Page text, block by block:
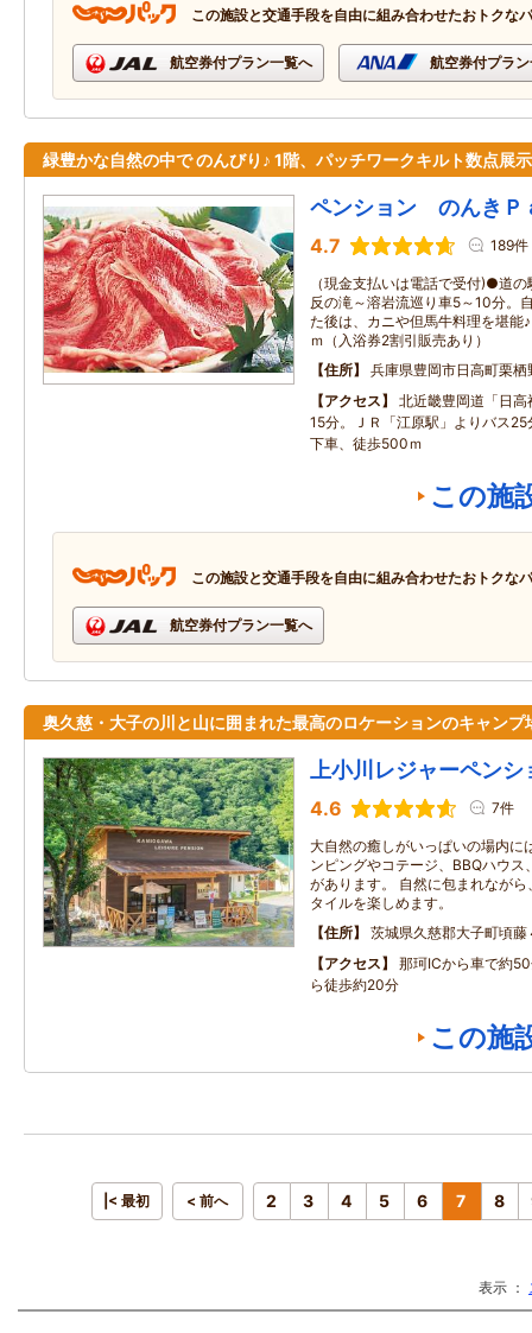
この施設と交通手段を自由に組み合わせたおトクな
航空券付プラン一覧へ 航空券付プラ
緑豊かな自然の中で のんびり♪ 1階、パッチワークキルト数点展示
ペンション のんきＰ
4.7 189件
（現金支払いは電話で受付)●道
反の滝～溶岩流巡り車5～10分。
た後は、カニや但馬牛料理を堪
ｍ（入浴券2割引販売あり）
住所
兵庫県豊岡市日高町栗栖
アクセス
北近畿豊岡道「日
15分。ＪＲ「江原駅」よりバス
下車、徒歩500ｍ
この施
この施設と交通手段を自由に組み合わせたおトクな
航空券付プラン一覧へ
奥久慈・大子の川と山に囲まれた最高のロケーションのキャンプ
上小川レジャーペンシ
4.6 7件
大自然の癒しがいっぱいの場内に
ンピングやコテージ、BBQハウ
があります。 自然に包まれなが
タイルを楽しめます。
住所
茨城県久慈郡大子町頃藤
アクセス
那珂ICから車で約
ら徒歩約20分
この施
|< 最初 < 前へ 2 3 4 5 6 7 8
表示 ：